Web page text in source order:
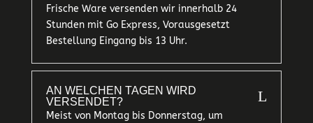
Frische Ware versenden wir innerhalb 24
Stunden mit Go Express, Vorausgesetzt
Bestellung Eingang bis 13 Uhr.
AN WELCHEN TAGEN WIRD
VERSENDET?
L
Meist von Montag bis Donnerstag, um